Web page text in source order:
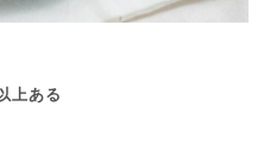
上ある